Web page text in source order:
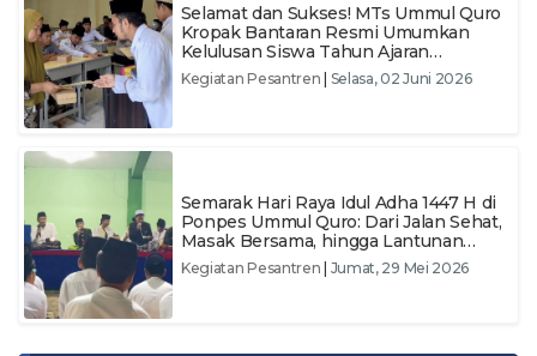
Selamat dan Sukses! MTs Ummul Quro
Kropak Bantaran Resmi Umumkan
Kelulusan Siswa Tahun Ajaran
2025/2026
Kegiatan Pesantren Selasa, 02 Juni 2026
​Semarak Hari Raya Idul Adha 1447 H di
Ponpes Ummul Quro: Dari Jalan Sehat,
Masak Bersama, hingga Lantunan
Sholawat
Kegiatan Pesantren Jumat, 29 Mei 2026